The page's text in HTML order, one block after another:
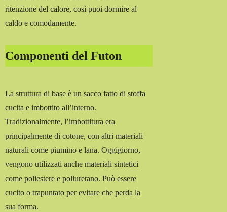
ritenzione del calore, così puoi dormire al
caldo e comodamente.
Componenti del Futon
La struttura di base è un sacco fatto di stoffa
cucita e imbottito all’interno.
Tradizionalmente, l’imbottitura era
principalmente di cotone, con altri materiali
naturali come piumino e lana. Oggigiorno,
vengono utilizzati anche materiali sintetici
come poliestere e poliuretano. Può essere
cucito o trapuntato per evitare che perda la
sua forma.